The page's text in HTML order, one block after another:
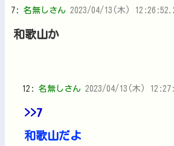
7: 名無しさん 2023/04/13(木)
和歌山か
12: 名無しさん 2023/04/13(木)
>>7
和歌山だよ